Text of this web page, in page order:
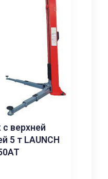
верхней
5 т LAUNCH